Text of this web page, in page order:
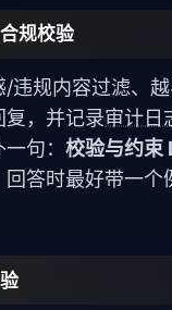
规校验
/违规内容过滤、
复，并记录审计日
句： 校验与约束
回答时最好带一